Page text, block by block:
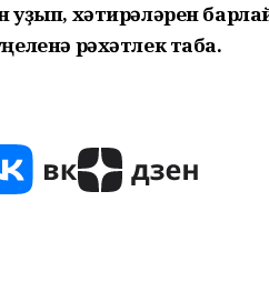
хәтирәлә­рен
рәхәтлек таба.